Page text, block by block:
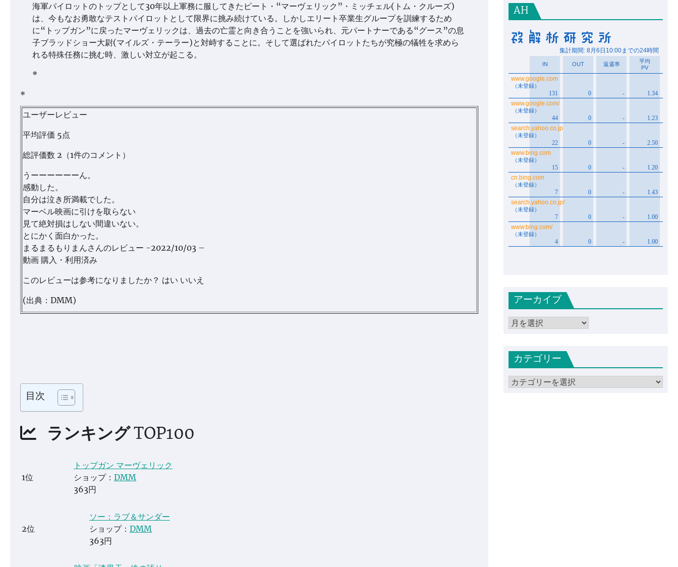
海軍パイロットのトップとして30年以上軍務に服してきたピート・“マーヴェリック”・ミッチェル(トム・クルーズ)
は、今もなお勇敢なテストパイロットとして限界に挑み続けている。しかしエリート卒業生グループを訓練するため
に“トップガン”に戻ったマーヴェリックは、過去の亡霊と向き合うことを強いられ、元パートナーである“グース”の息
子ブラッドショー大尉(マイルズ・テーラー)と対峙することに。そして選ばれたパイロットたちが究極の犠牲を求めら
れる特殊任務に挑む時、激しい対立が起こる。
*
*
ユーザーレビュー
平均評価 5点
総評価数 2（1件のコメント）
うーーーーーーん。
感動した。
自分は泣き所満載でした。
マーベル映画に引けを取らない
見て絶対損はしない間違いない。
とにかく面白かった。
まるまるもりまんさんのレビュー -2022/10/03 –
動画 購入・利用済み
このレビューは参考になりましたか？ はい いいえ
(出典：DMM)
目次
ランキング TOP100
1位
トップガン マーヴェリック
ショップ： DMM
363円
2位
ソー：ラブ＆サンダー
ショップ： DMM
363円
AH
アーカイブ
ア
イ
ブ
カテゴリー
カ